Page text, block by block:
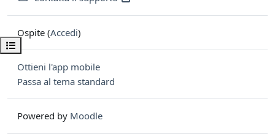
Apri indice del corso
Ospite (Accedi)
Ottieni l'app mobile
Passa al tema standard
Powered by Moodle